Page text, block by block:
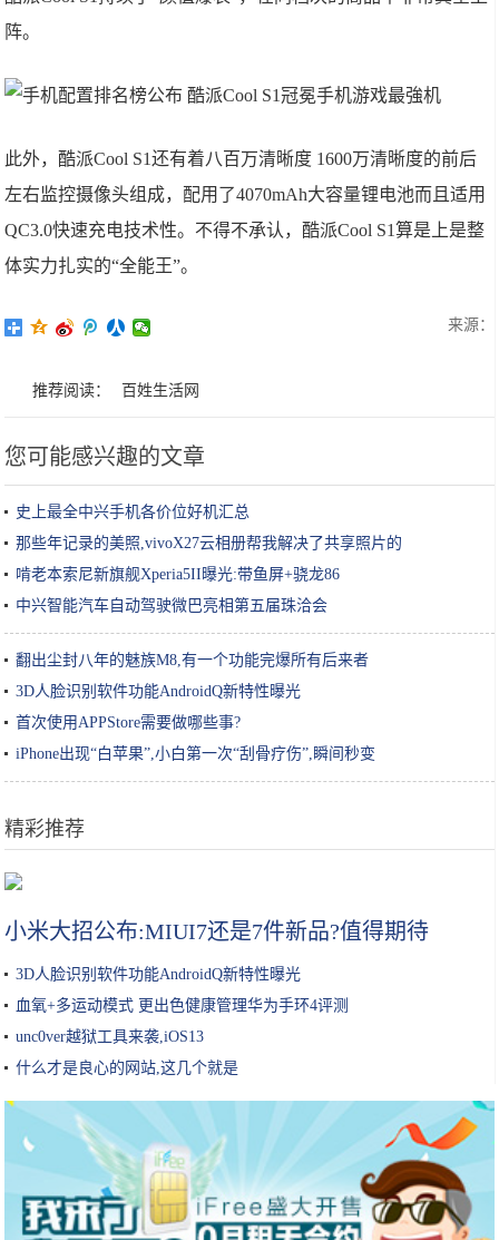
阵。
此外，酷派Cool S1还有着八百万清晰度 1600万清晰度的前后
左右监控摄像头组成，配用了4070mAh大容量锂电池而且适用
QC3.0快速充电技术性。不得不承认，酷派Cool S1算是上是整
体实力扎实的“全能王”。
来源：
推荐阅读： 百姓生活网
您可能感兴趣的文章
史上最全中兴手机各价位好机汇总
那些年记录的美照,vivoX27云相册帮我解决了共享照片的
啃老本索尼新旗舰Xperia5II曝光:带鱼屏+骁龙86
中兴智能汽车自动驾驶微巴亮相第五届珠洽会
翻出尘封八年的魅族M8,有一个功能完爆所有后来者
3D人脸识别软件功能AndroidQ新特性曝光
首次使用APPStore需要做哪些事?
iPhone出现“白苹果”,小白第一次“刮骨疗伤”,瞬间秒变
精彩推荐
小米大招公布:MIUI7还是7件新品?值得期待
3D人脸识别软件功能AndroidQ新特性曝光
血氧+多运动模式 更出色健康管理华为手环4评测
unc0ver越狱工具来袭,iOS13
什么才是良心的网站,这几个就是